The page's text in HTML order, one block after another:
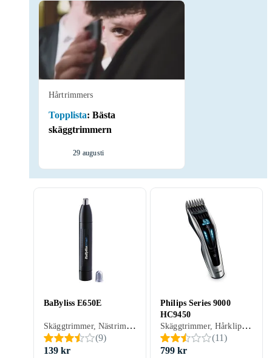
Hårtrimmers
Topplista: Bästa
skäggtrimmern
29 augusti
BaByliss E650E
Skäggtrimmer, Nästrimmer & örontrimmer, Hårklippare, Batteridrift, För våt och torr användning, Vattentålig, Multitrimmer, Vattentät
(9)
139 kr
Philips Series 9000
HC9450
Skäggtrimmer, Hårklippare, Batteridrift, Batterinivåindikator, Display, Vattentålig, Justerbar hastighet, Stöd för snabbladdning, Laddningsställ, Självslipande blad, Hårkam ingår, Oljefri underhåll
(11)
799 kr